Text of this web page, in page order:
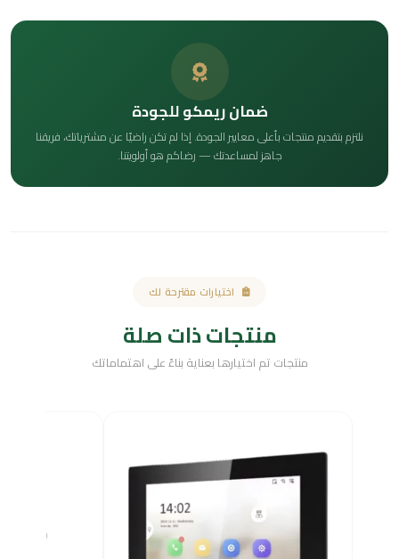
ضمان ريمكو للجودة
نلتزم بتقديم منتجات بأعلى معايير الجودة. إذا لم تكن راضيًا عن مشترياتك، فريقنا
جاهز لمساعدتك — رضاكم هو أولويتنا.
اختيارات مقترحة لك
منتجات ذات صلة
منتجات تم اختيارها بعناية بناءً على اهتماماتك